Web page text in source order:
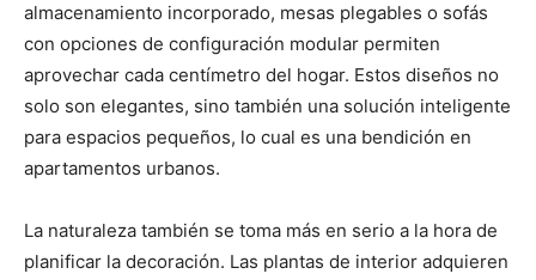
almacenamiento incorporado, mesas plegables o sofás
con opciones de configuración modular permiten
aprovechar cada centímetro del hogar. Estos diseños no
solo son elegantes, sino también una solución inteligente
para espacios pequeños, lo cual es una bendición en
apartamentos urbanos.
La naturaleza también se toma más en serio a la hora de
planificar la decoración. Las plantas de interior adquieren